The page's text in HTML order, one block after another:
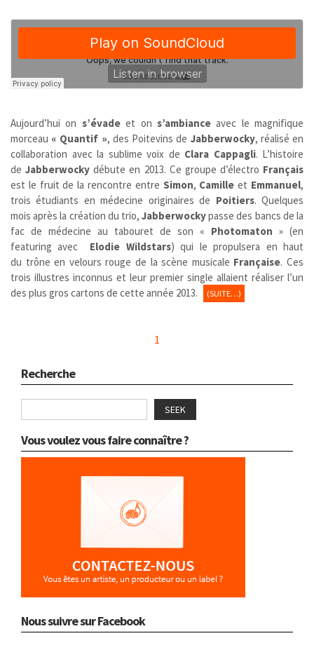
Aujourd’hui on s’évadeet on s’ambianceavec le magnifique
morceau « Quantif », des Poitevins de Jabberwocky, réalisé en
collaboration avec la sublime voix de Clara Cappagli. L’histoire
deJabberwocky débute en 2013. Ce groupe d’électro Français
est le fruit de la rencontre entre Simon, Camille et Emmanuel,
trois étudiants en médecine originaires de Poitiers. Quelques
mois après la création du trio,Jabberwockypasse des bancs de la
fac de médecine au tabouret de son « Photomaton » (en
featuring avec Elodie Wildstars) qui le propulsera en haut
du trône en velours rouge de la scène musicale Française. Ces
trois illustres inconnus et leur premier single allaient réaliser l’un
des plus gros cartons de cette année 2013.
(SUITE…)
1
Recherche
SEEK
Vous voulez vous faire connaître ?
Nous suivre sur Facebook